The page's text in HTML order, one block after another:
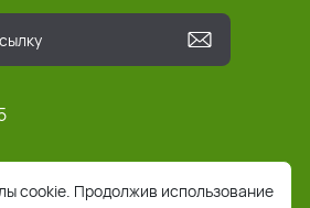
cookie. Продолжив использование